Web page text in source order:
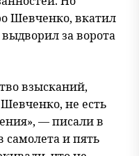
Шевченко, вкатил
за ворота
взысканий,
не есть
— писали в
и пять